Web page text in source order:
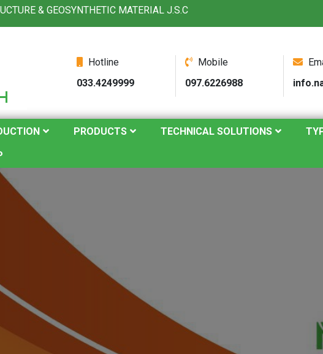
& GEOSYNTHETIC MATERIAL J.S.C
Hotline
033.4249999
Mobile
097.6226988
PRODUCTS TECHNICAL SOLUTIONS